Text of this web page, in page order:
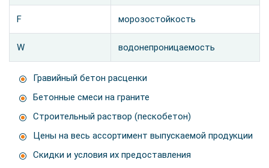
F морозостойкость
W водонепроницаемость
Гравийный бетон расценки
Бетонные смеси на граните
Строительный раствор (пескобетон)
Цены на весь ассортимент выпускаемой продукции
Скидки и условия их предоставления